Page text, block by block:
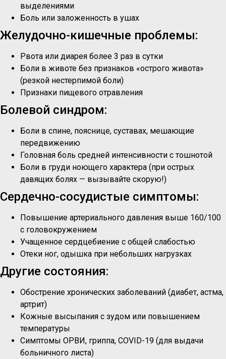
выделениями
Боль или заложенность в ушах
Желудочно-кишечные проблемы:
Рвота или диарея более 3 раз в сутки
Боли в животе без признаков «острого живота»
(резкой нестерпимой боли)
Признаки пищевого отравления
Болевой синдром:
Боли в спине, пояснице, суставах, мешающие
передвижению
Головная боль средней интенсивности с тошнотой
Боли в груди ноющего характера (при острых
давящих болях — вызывайте скорую!)
Сердечно-сосудистые симптомы:
Повышение артериального давления выше 160/100
с головокружением
Учащенное сердцебиение с общей слабостью
Отеки ног, одышка при небольших нагрузках
Другие состояния:
Обострение хронических заболеваний (диабет, астма,
артрит)
Кожные высыпания с зудом или повышением
температуры
Симптомы ОРВИ, гриппа, COVID-19 (для выдачи
больничного листа)